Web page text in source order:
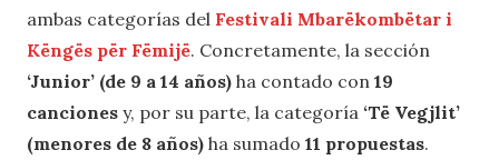
ambas categorías del Festivali Mbarëkombëtar i
Këngës për Fëmijë. Concretamente, la sección
‘Junior’ (de 9 a 14 años) ha contado con 19
canciones y, por su parte, la categoría ‘Të Vegjlit’
(menores de 8 años) ha sumado 11 propuestas.